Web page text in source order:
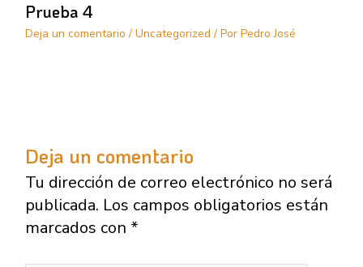
Prueba 4
Deja un comentario / Uncategorized / Por Pedro José
Deja un comentario
Tu dirección de correo electrónico no será
publicada. Los campos obligatorios están
marcados con *